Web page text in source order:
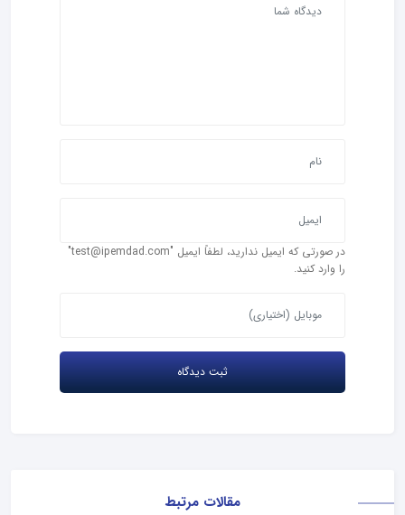
مقالات مرتبط
در صورتی که ایمیل ندارید، لطفاً ایمیل "test@ipemdad.com"
را وارد کنید.